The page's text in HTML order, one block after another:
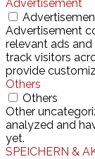
Advertisement
Advertisement
relevant ads
track visitors
provide
Others
Others
Other
analyzed and
yet.
SPEICHERN &